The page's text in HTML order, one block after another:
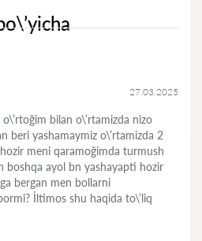
27.03.2025
bilan o\’rtamizda nizo
beri yashamaymiz o\’rtamizda 2
meni qaramoğimda turmush
boshqa ayol bn yashayapti hozir
bergan men bollarni
İltimos shu haqida to\’liq